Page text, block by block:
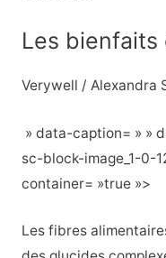
Les
Verywell / Alexandra
» data-caption= » »
sc-block-image_1-0-
container= »true »>
Les fibres